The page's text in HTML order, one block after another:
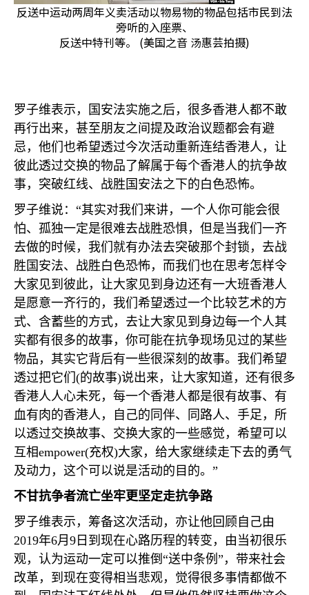
反送中运动两周年义卖活动以物易物的物品包括市民到法
旁听的入座票、
反送中特刊等。 (美国之音 汤惠芸拍摄)
罗子维表示，国安法实施之后，很多香港人都不敢
再行出来，甚至朋友之间提及政治议题都会有避
忌，他们也希望透过今次活动重新连结香港人，让
彼此透过交换的物品了解属于每个香港人的抗争故
事，突破红线、战胜国安法之下的白色恐怖。
罗子维说：“其实对我们来讲，一个人你可能会很
怕、孤独一定是很难去战胜恐惧，但是当我们一齐
去做的时候，我们就有办法去突破那个封锁，去战
胜国安法、战胜白色恐怖，而我们也在思考怎样令
大家见到彼此，让大家见到身边还有一大班香港人
是愿意一齐行的，我们希望透过一个比较艺术的方
式、含蓄些的方式，去让大家见到身边每一个人其
实都有很多的故事，你可能在抗争现场见过的某些
物品，其实它背后有一些很深刻的故事。我们希望
透过把它们 (的故事)说出来，让大家知道，还有很多
香港人人心未死，每一个香港人都是很有故事、有
血有肉的香港人，自己的同伴、同路人、手足，所
以透过交换故事、交换大家的一些感觉，希望可以
互相empower(充权)大家，给大家继续走下去的勇气
及动力，这个可以说是活动的目的。”
不甘抗争者流亡坐牢更坚定走抗争路
罗子维表示，筹备这次活动，亦让他回顾自己由
2019年6月 9 日到现在心路历程的转变，由当初很乐
观，认为运动一定可以推倒“送中条例”，带来社会
改革，到现在变得相当悲观，觉得很多事情都做不